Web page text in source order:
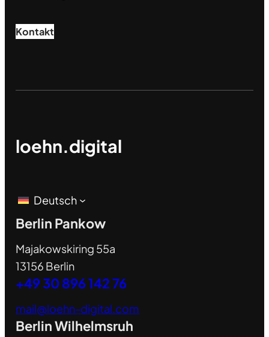
Kontakt
loehn.digital
Deutsch
Berlin Pankow
Majakowskiring 55a
13156 Berlin
+49 30 896 142 76
mail@loehn-digital.com
Berlin Wilhelmsruh